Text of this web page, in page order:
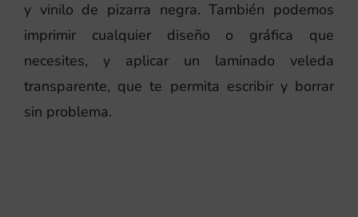
y vinilo de pizarra negra. También podemos
imprimir cualquier diseño o gráfica que
necesites, y aplicar un laminado veleda
transparente, que te permita escribir y borrar
sin problema.